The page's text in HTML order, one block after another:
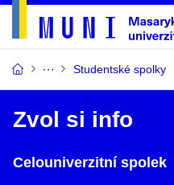
Studentské spolky
Zvol si info
Celouniverzitní spolek